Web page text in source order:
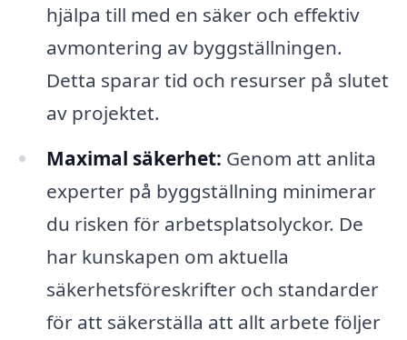
hjälpa till med en säker och effektiv
avmontering av byggställningen.
Detta sparar tid och resurser på slutet
av projektet.
Maximal säkerhet: Genom att anlita
experter på byggställning minimerar
du risken för arbetsplatsolyckor. De
har kunskapen om aktuella
säkerhetsföreskrifter och standarder
för att säkerställa att allt arbete följer